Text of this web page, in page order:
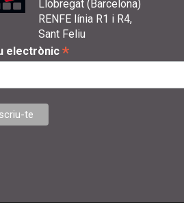
Llobregat (Barcelona)
RENFE línia R1 i R4,
Sant Feliu
electrònic *